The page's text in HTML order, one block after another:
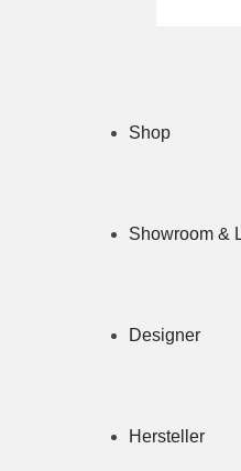
Shop
Showroom &
Designer
Hersteller